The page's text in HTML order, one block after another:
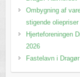
Ombygning af
stigende oliepriser
Hjerteforeningen
2026
Fastelavn i